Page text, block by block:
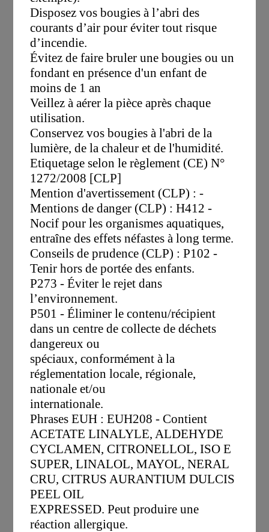
Disposez vos bougies à l’abri des
courants d’air pour éviter tout risque
d’incendie.
Évitez de faire bruler une bougies ou un
fondant en présence d'un enfant de
moins de 1 an
Veillez à aérer la pièce après chaque
utilisation.
Conservez vos bougies à l'abri de la
lumière, de la chaleur et de l'humidité.
Etiquetage selon le règlement (CE) N°
1272/2008 [CLP]
Mention d'avertissement (CLP) : -
Mentions de danger (CLP) : H412 -
Nocif pour les organismes aquatiques,
entraîne des effets néfastes à long terme.
Conseils de prudence (CLP) : P102 -
Tenir hors de portée des enfants.
P273 - Éviter le rejet dans
l’environnement.
P501 - Éliminer le contenu/récipient
dans un centre de collecte de déchets
dangereux ou
spéciaux, conformément à la
réglementation locale, régionale,
nationale et/ou
internationale.
Phrases EUH : EUH208 - Contient
ACETATE LINALYLE, ALDEHYDE
CYCLAMEN, CITRONELLOL, ISO E
SUPER, LINALOL, MAYOL, NERAL
CRU, CITRUS AURANTIUM DULCIS
PEEL OIL
EXPRESSED. Peut produire une
réaction allergique.